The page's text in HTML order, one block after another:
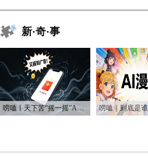
新·奇·事
唠嗑丨天下苦“摇一摇”APP跳转久矣